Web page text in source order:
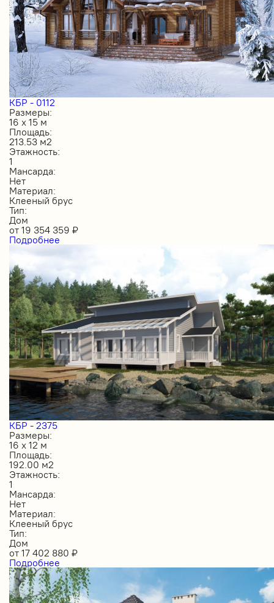
КБР - 0112
Размеры:
16 х 15 м
Площадь:
213.53 м2
Этажность:
1
Мансарда:
Нет
Материал:
Клееный брус
Тип:
Дом
от 19 354 359 ₽
Подробнее
КБР - 2375
Размеры:
16 х 12 м
Площадь:
192.00 м2
Этажность:
1
Мансарда:
Нет
Материал:
Клееный брус
Тип:
Дом
от 17 402 880 ₽
Подробнее